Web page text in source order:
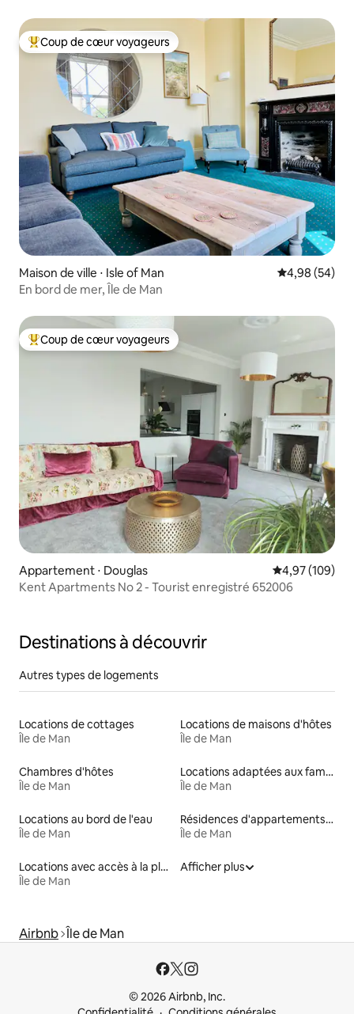
Coups de cœur voyageurs les plus appréciés
Coup de cœur voyageurs
Maison de ville ⋅ Isle of Man Évaluation
4,98 (54)
En bord de mer, Île de Man
Coups de cœur voyageurs les plus appréciés
Coup de cœur voyageurs
Appartement ⋅ Douglas Évaluation
4,97 (109)
Kent Apartments No 2 - Tourist enregistré 652006
Destinations à découvrir
Autres types de logements
Locations de cottages
Île de Man
Locations de maisons d'hôtes
Île de Man
Chambres d'hôtes
Île de Man
Locations adaptées aux familles
Île de Man
Locations au bord de l'eau
Île de Man
Résidences d'appartements en location
Île de Man
Locations avec accès à la plage
Île de Man
Afficher plus
Airbnb Île de Man
© 2026 Airbnb, Inc.